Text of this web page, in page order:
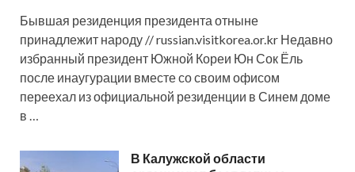
Бывшая резиденция президента отныне
принадлежит народу // russian.visitkorea.or.kr Недавно
избранный президент Южной Кореи Юн Сок Ёль
после инаугурации вместе со своим офисом
переехал из официальной резиденции в Синем доме
в …
В Калужской области